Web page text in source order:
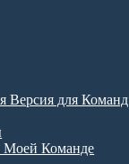
Версия для Команд
Моей Команде